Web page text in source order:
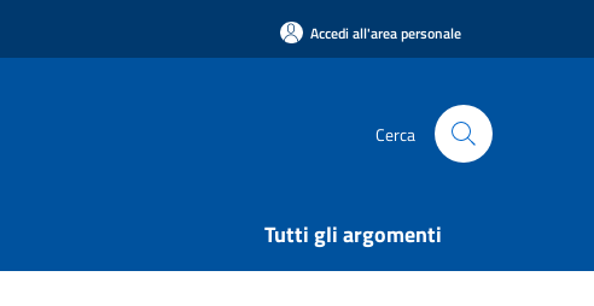
Accedi all'area personale
Cerca
Tutti gli argomenti